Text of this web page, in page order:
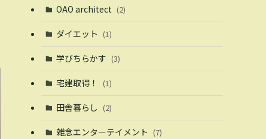
OAO architect (2)
ダイエット (1)
学びちらかす (3)
宅建取得！ (1)
田舎暮らし (2)
雑念エンターテイメント (7)